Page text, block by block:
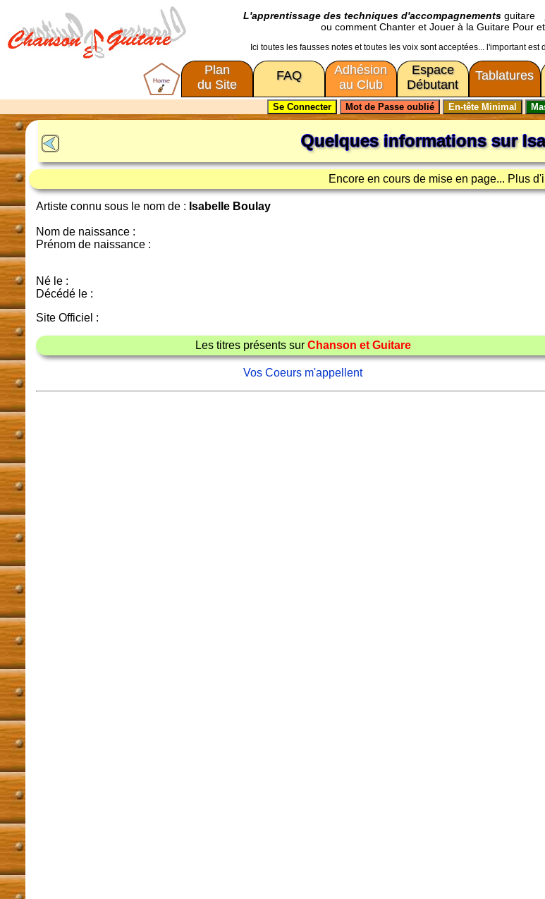
L'apprentissage des techniques d'accompagnementsguitare
ou comment Chanter et Jouer à la Guitare Pour
Ici toutes les fausses notes et toutes les voix sont acceptées... l'important
Plan
du Site
FAQ
Adhésion
au Club
Espace
Débutant
Tablatures
Quelques informations sur
Encore en cours de mise en page... Plus
Artiste connu sous le nom de : Isabelle Boulay
Nom de naissance :
Prénom de naissance :
Né le :
Décédé le :
Site Officiel :
Les titres présents sur Chanson et Guitare
Vos Coeurs m'appellent